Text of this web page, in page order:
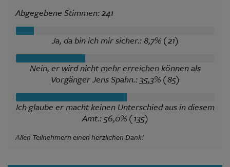
Abgegebene Stimmen: 241
Ja, da bin ich mir sicher.: 8,7% (21)
Nein, er wird nicht mehr erreichen können als
Vorgänger Jens Spahn.: 35,3% (85)
Ich glaube er macht keinen Unterschied aus in diesem
Amt.: 56,0% (135)
Allen Teilnehmern einen herzlichen Dank!